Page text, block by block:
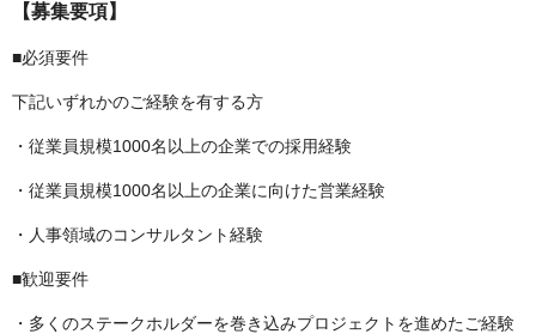
【募集要項】
■必須要件
下記いずれかのご経験を有する方
・従業員規模1000名以上の企業での採用経験
・従業員規模1000名以上の企業に向けた営業経験
・人事領域のコンサルタント経験
■歓迎要件
・多くのステークホルダーを巻き込みプロジェクトを進めたご経験